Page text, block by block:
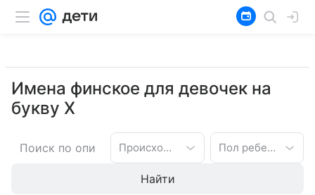
Имена финское для девочек на
букву Х
Происхождение имени Пол ребенка
Найти